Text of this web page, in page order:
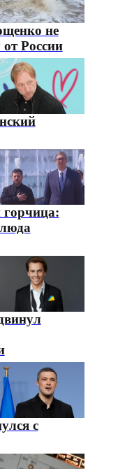
не
России
горчица:
с